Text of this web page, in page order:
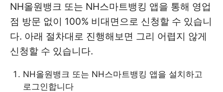
NH올원뱅크 또는 NH스마트뱅킹 앱을 통해 영업
점 방문 없이 100% 비대면으로 신청할 수 있습니
다. 아래 절차대로 진행해보면 그리 어렵지 않게
신청할 수 있습니다.
NH올원뱅크 또는 NH스마트뱅킹 앱을 설치하고
로그인합니다